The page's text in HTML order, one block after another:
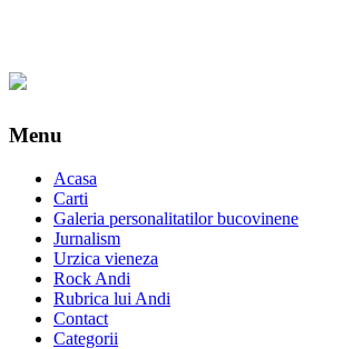
Menu
Acasa
Carti
Galeria personalitatilor bucovinene
Jurnalism
Urzica vieneza
Rock Andi
Rubrica lui Andi
Contact
Categorii